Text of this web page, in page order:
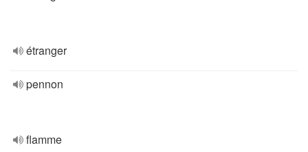
étranger
pennon
flamme